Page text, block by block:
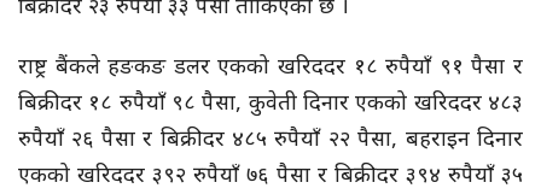
राष्ट्र बैंकले हङकङ डलर एकको खरिददर १८ रुपैयाँ ९१ पैसा र
बिक्रीदर १८ रुपैयाँ ९८ पैसा, कुवेती दिनार एकको खरिददर ४८३
रुपैयाँ २६ पैसा र बिक्रीदर ४८५ रुपैयाँ २२ पैसा, बहराइन दिनार
एकको खरिददर ३९२ रुपैयाँ ७६ पैसा र बिक्रीदर ३९४ रुपैयाँ ३५